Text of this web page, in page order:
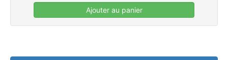
Ajouter au panier